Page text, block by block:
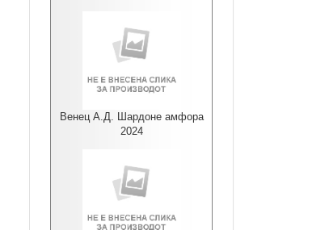
Венец А.Д. Шардоне амфора
2024